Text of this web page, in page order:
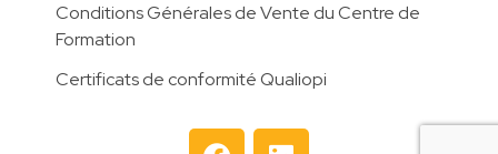
Conditions Générales de Vente du Centre de
Formation
Certificats de conformité Qualiopi